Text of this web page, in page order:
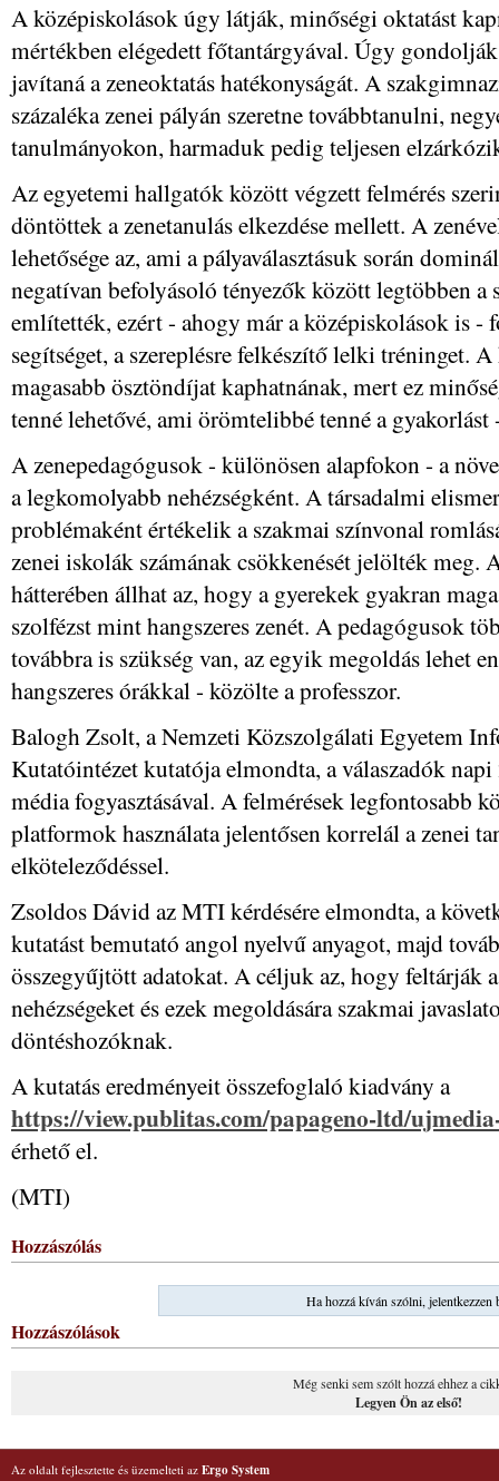
A középiskolások úgy látják, minőségi oktatást
mértékben elégedett főtantárgyával. Úgy
javítaná a zeneoktatás hatékonyságát. A
százaléka zenei pályán szeretne továbbtanulni,
tanulmányokon, harmaduk pedig teljesen
Az egyetemi hallgatók között végzett felmérés
döntöttek a zenetanulás elkezdése mellett. A
lehetősége az, ami a pályaválasztásuk során
negatívan befolyásoló tényezők között legtöbben a
említették, ezért - ahogy már a középiskolások is -
segítséget, a szereplésre felkészítő lelki tréninget.
magasabb ösztöndíjat kaphatnának, mert ez
tenné lehetővé, ami örömtelibbé tenné a
A zenepedagógusok - különösen alapfokon - a
a legkomolyabb nehézségként. A társadalmi
problémaként értékelik a szakmai színvonal
zenei iskolák számának csökkenését jelölték meg.
hátterében állhat az, hogy a gyerekek gyakran
szolfézst mint hangszeres zenét. A pedagógusok
továbbra is szükség van, az egyik megoldás lehet
hangszeres órákkal - közölte a professzor.
Balogh Zsolt, a Nemzeti Közszolgálati Egyetem
Kutatóintézet kutatója elmondta, a válaszadók
média fogyasztásával. A felmérések legfontosabb
platformok használata jelentősen korrelál a zenei
elköteleződéssel.
Zsoldos Dávid az MTI kérdésére elmondta, a
kutatást bemutató angol nyelvű anyagot, majd
összegyűjtött adatokat. A céljuk az, hogy feltárják
nehézségeket és ezek megoldására szakmai
döntéshozóknak.
A kutatás eredményeit összefoglaló kiadvány a
https://view.publitas.com/papageno-ltd/
érhető el.
(MTI)
Hozzászólás
Ha hozzá kíván szólni, jelentkezzen
Hozzászólások
Még senki sem szólt hozzá ehhez a
Legyen Ön az első!
Az oldalt fejlesztette és üzemelteti az Ergo System